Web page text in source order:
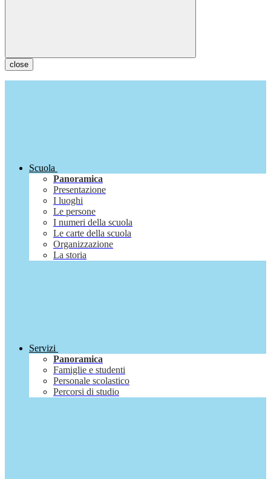
close
Scuola
Panoramica
Presentazione
I luoghi
Le persone
I numeri della scuola
Le carte della scuola
Organizzazione
La storia
Servizi
Panoramica
Famiglie e studenti
Personale scolastico
Percorsi di studio